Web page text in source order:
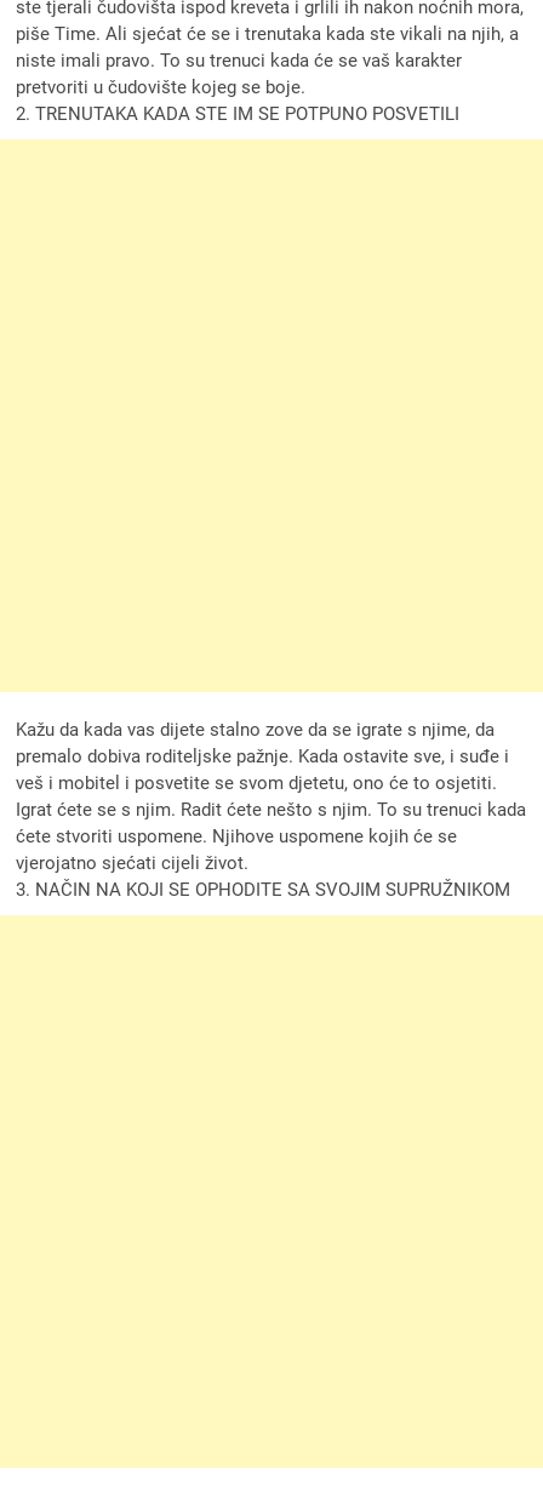
ste tjerali čudovišta ispod kreveta i grlili ih nakon noćnih mora,
piše Time. Ali sjećat će se i trenutaka kada ste vikali na njih, a
niste imali pravo. To su trenuci kada će se vaš karakter
pretvoriti u čudovište kojeg se boje.
2. TRENUTAKA KADA STE IM SE POTPUNO POSVETILI
Kažu da kada vas dijete stalno zove da se igrate s njime, da
premalo dobiva roditeljske pažnje. Kada ostavite sve, i suđe i
veš i mobitel i posvetite se svom djetetu, ono će to osjetiti.
Igrat ćete se s njim. Radit ćete nešto s njim. To su trenuci kada
ćete stvoriti uspomene. Njihove uspomene kojih će se
vjerojatno sjećati cijeli život.
3. NAČIN NA KOJI SE OPHODITE SA SVOJIM SUPRUŽNIKOM